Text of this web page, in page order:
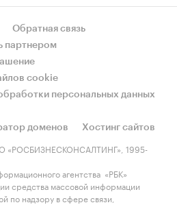
Обратная связь
партнером
cookie
персональных данных
доменов
Хостинг сайтов
1995-
агентства «РБК»
средства массовой информации
по надзору в сфере связи,